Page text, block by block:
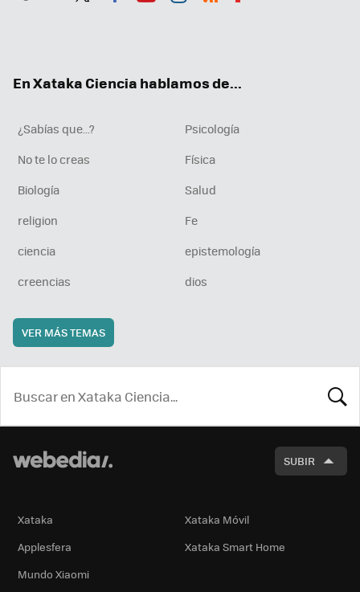
En Xataka Ciencia hablamos de...
¿Sabías que...?
Psicología
No te lo creas
Física
Biología
Salud
religion
Fe
ciencia
epistemología
creencias
dios
VER MÁS TEMAS
SUBIR
Xataka
Xataka Móvil
Applesfera
Xataka Smart Home
Mundo Xiaomi